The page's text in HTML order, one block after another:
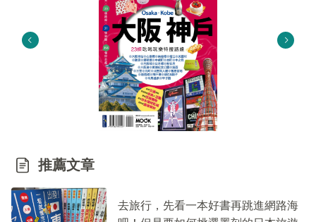
推薦文章
去旅行，先看一本好書再跳進網路海